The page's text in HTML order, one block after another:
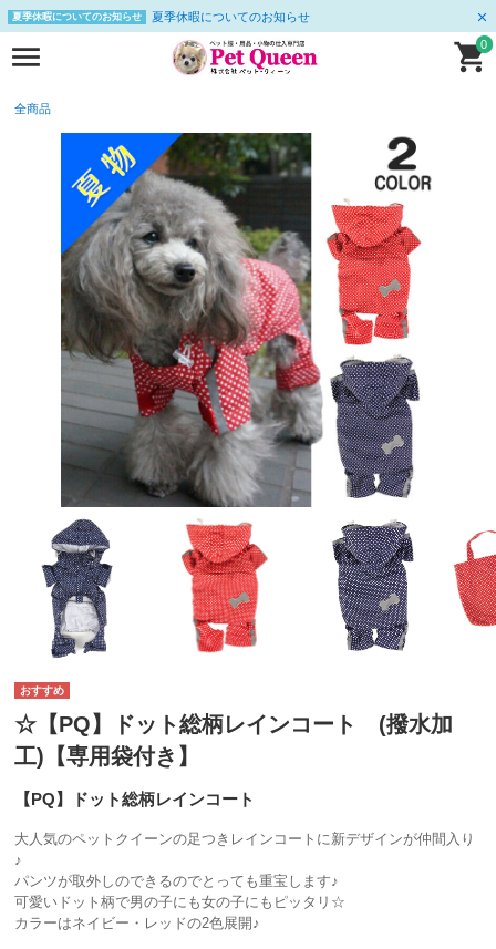
夏季休暇についてのお知らせ 夏季休暇についてのお知らせ
0
全商品
☆【PQ】ドット総柄レインコート (撥水加
工)【専用袋付き】
【PQ】ドット総柄レインコート
大人気のペットクイーンの足つきレインコートに新デザインが仲間入り
♪
パンツが取外しのできるのでとっても重宝します♪
可愛いドット柄で男の子にも女の子にもピッタリ☆
カラーはネイビー・レッドの2色展開♪